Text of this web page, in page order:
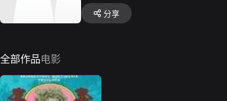
分享
全部作品电影